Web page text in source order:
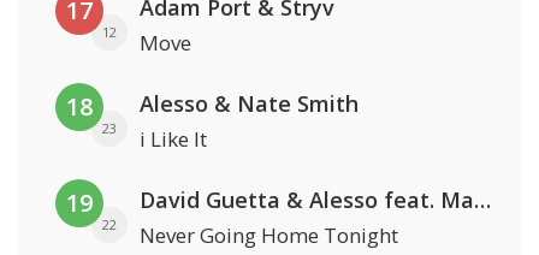
17
12
Adam Port & Stryv
Move
18
23
Alesso & Nate Smith
i Like It
19
22
David Guetta & Alesso feat. Madison Love
Never Going Home Tonight